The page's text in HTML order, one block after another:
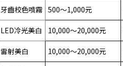
牙齒校色噴霧 500～1,000元
LED冷光美白 10,000～20,000元
雷射美白 10,000～20,000元